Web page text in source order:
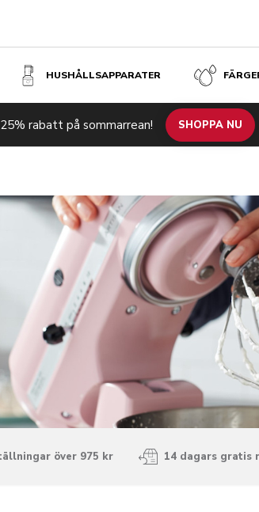
HUSHÅLLSAPPARATER
rabatt på sommarrean! SHOPPA NU
över 975 kr 14 dagars gratis